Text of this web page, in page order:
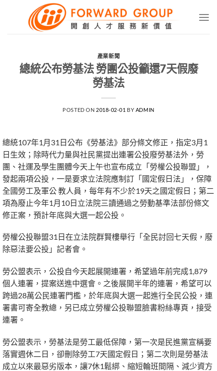
產業新聞
總統公布勞基法 勞團公投籲還7天假廢
勞基法
POSTED ON 2018-02-01 BY ADMIN
總統107年1月31日公布《勞基法》部分條文修正，指定3月1
日生效；除時代力量與社民黨提出連署公投廢勞基法外，勞
團、社運及學生團體今天上午也宣布成立「勞權公投聯盟」，
發起兩項公投，一是要求立法院應制訂「國定假日法」，保障
全國勞工及軍公 教人員，每年有不少於19天之國定假日；第二
項為廢止今年1月10日立法院三讀通過之勞動基準法部份條文
修正案，預計年底與大選一起公投。
勞權公投聯盟31日在立法院群賢樓舉行「全民討回七天假，廢
除惡法要公投」記者會。
勞公盟表示，公投自今天起展開連署，希望過年前完成1,879
個人連署，提案送進中選會。之後展開半年的連署，希望可以
跨過28萬公民連署門檻，於年底與大選一起進行全民公投，連
署書可寄全教總，另已成立勞權公投聯盟臉書粉絲專頁，接受
連署。
勞公盟表示，勞基法是勞工最低保障，第一次是民進黨宣稱要
落實週休二日，卻刪除勞工7天國定假日；第二次則是勞基法
成立以來最惡劣版本，讓7休1鬆綁、縮短輪班間隔、減少資方